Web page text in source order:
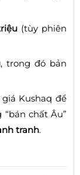
(tùy phiên
, trong đó bản
Kushaq để
chất Âu”
tranh.